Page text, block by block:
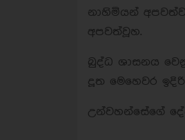
නාහිමියන්
අපවත්වූහ.
බුද්ධ ශාසනය
දූත මෙහෙවර
උන්වහන්සේගේ